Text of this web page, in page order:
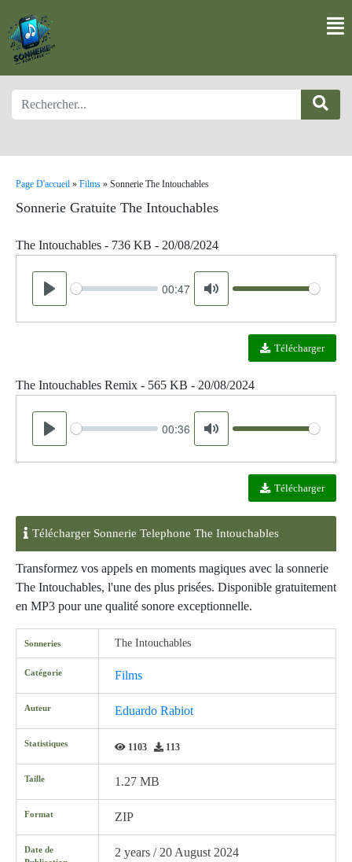
Page D'accueil » Films » Sonnerie The Intouchables
Sonnerie Gratuite The Intouchables
The Intouchables - 736 KB - 20/08/2024
Play
Seek 00:47
Mute
Volume
Télécharger
The Intouchables Remix - 565 KB - 20/08/2024
Play
Seek 00:36
Mute
Volume
Télécharger
Télécharger Sonnerie Telephone The Intouchables
Transformez vos appels en moments magiques avec la sonnerie
The Intouchables, l'une des plus prisées. Disponible gratuitement
en MP3 pour une qualité sonore exceptionnelle.
Sonneries The Intouchables
Catégorie Films
Auteur Eduardo Rabiot
Statistiques 1103 113
Taille 1.27 MB
Format ZIP
Date de
2 years / 20 August 2024